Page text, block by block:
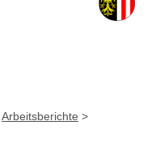
Arbeitsberichte >